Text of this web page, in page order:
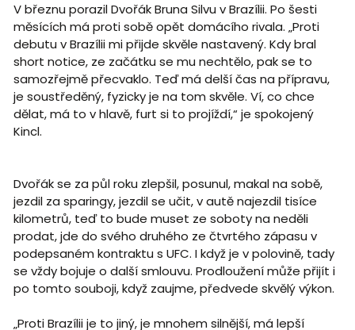
V březnu porazil Dvořák Bruna Silvu v Brazílii. Po šesti
měsících má proti sobě opět domácího rivala. „Proti
debutu v Brazílii mi přijde skvěle nastavený. Kdy bral
short notice, ze začátku se mu nechtělo, pak se to
samozřejmě přecvaklo. Teď má delší čas na přípravu,
je soustředěný, fyzicky je na tom skvěle. Ví, co chce
dělat, má to v hlavě, furt si to projíždí,“ je spokojený
Kincl.
Dvořák se za půl roku zlepšil, posunul, makal na sobě,
jezdil za sparingy, jezdil se učit, v autě najezdil tisíce
kilometrů, teď to bude muset ze soboty na neděli
prodat, jde do svého druhého ze čtvrtého zápasu v
podepsaném kontraktu s UFC. I když je v polovině, tady
se vždy bojuje o další smlouvu. Prodloužení může přijít i
po tomto souboji, když zaujme, předvede skvělý výkon.
„Proti Brazílii je to jiný, je mnohem silnější, má lepší